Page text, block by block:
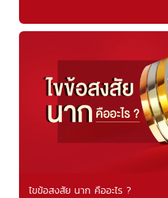
ไขข้อสงสัย นาก คืออะไร ?